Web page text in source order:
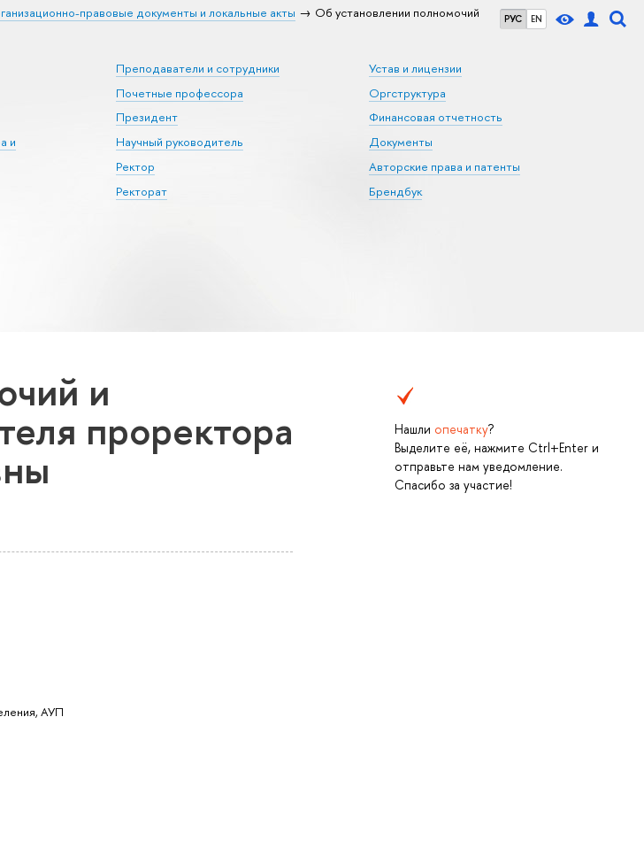
РУС EN
правовые документы и локальные акты
Об установлении полномочий
и
Преподаватели и сотрудники
Почетные профессора
Президент
Научный руководитель
Ректор
Ректорат
Устав и лицензии
Оргструктура
Финансовая отчетность
Документы
Авторские права и патенты
Брендбук
Нашли опечатку?
Выделите её, нажмите Ctrl+Enter и
отправьте нам уведомление.
Спасибо за участие!
и
проректора
АУП